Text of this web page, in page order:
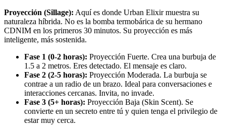
Proyección (Sillage): Aquí es donde Urban Elixir muestra su
naturaleza híbrida. No es la bomba termobárica de su hermano
CDNIM en los primeros 30 minutos. Su proyección es más
inteligente, más sostenida.
Fase 1 (0-2 horas): Proyección Fuerte. Crea una burbuja de
1.5 a 2 metros. Eres detectado. El mensaje es claro.
Fase 2 (2-5 horas): Proyección Moderada. La burbuja se
contrae a un radio de un brazo. Ideal para conversaciones e
interacciones cercanas. Invita, no invade.
Fase 3 (5+ horas): Proyección Baja (Skin Scent). Se
convierte en un secreto entre tú y quien tenga el privilegio de
estar muy cerca.